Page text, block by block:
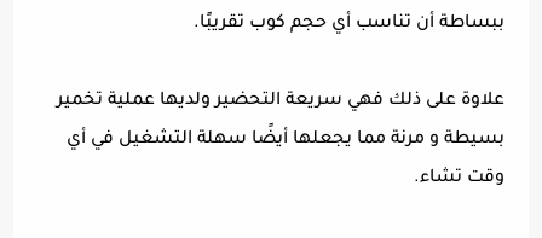
ببساطة أن تناسب أي حجم كوب تقريبًا.
علاوة على ذلك فهي سريعة التحضير ولديها عملية تخمير
بسيطة و مرنة مما يجعلها أيضًا سهلة التشغيل في أي
وقت تشاء.